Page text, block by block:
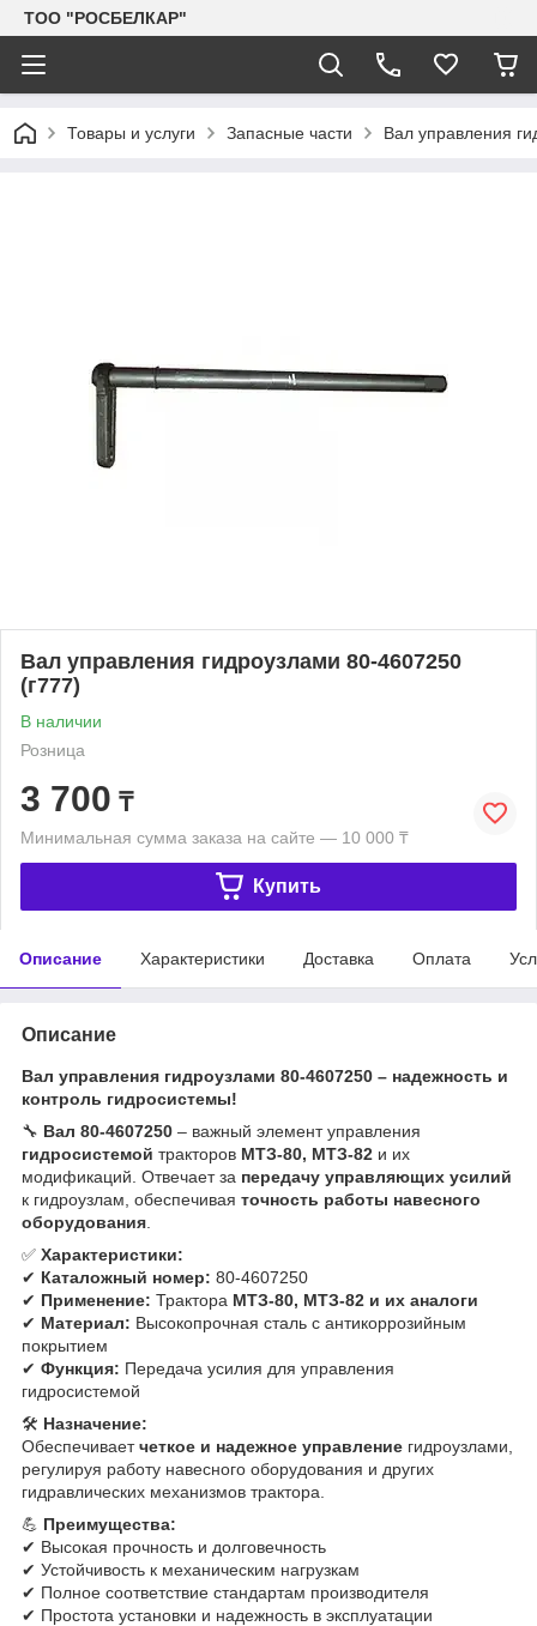
TOO "РОСБЕЛКАР"
Товары и услуги Запасные части Вал управления
Вал управления гидроузлами 80-4607250
(г777)
В наличии
Розница
3 700 ₸
Минимальная сумма заказа на сайте — 10 000 ₸
Купить
Описание Характеристики Доставка Оплата
Описание
Вал управления гидроузлами 80-4607250 – надежность и
контроль гидросистемы!
🔧 Вал 80-4607250 – важный элемент управления
гидросистемой тракторов МТЗ-80, МТЗ-82 и их
модификаций. Отвечает за передачу управляющих усилий
к гидроузлам, обеспечивая точность работы навесного
оборудования
✅ Характеристики:
✔ Каталожный номер: 80-4607250
✔ Применение: Трактора МТЗ-80, МТЗ-82 и их аналоги
✔ Материал: Высокопрочная сталь с антикоррозийным
покрытием
✔ Функция: Передача усилия для управления
гидросистемой
🛠 Назначение:
Обеспечиваетчеткое и надежное управление гидроузлами,
регулируя работу навесного оборудования и других
гидравлических механизмов трактора.
💪 Преимущества:
✔ Высокая прочность и долговечность
✔ Устойчивость к механическим нагрузкам
✔ Полное соответствие стандартам производителя
✔ Простота установки и надежность в эксплуатации